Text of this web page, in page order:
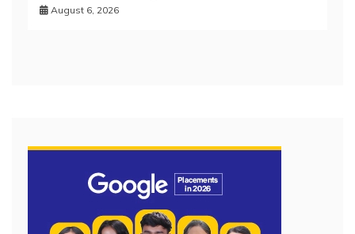
August 6, 2026